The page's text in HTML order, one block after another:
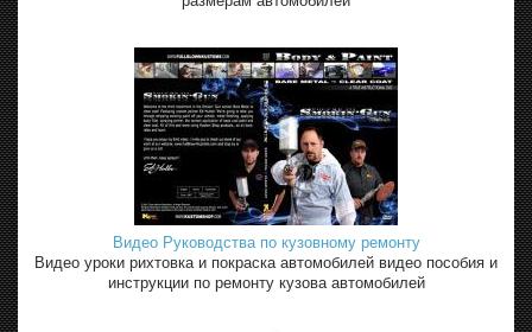
Видео Руководства по кузовному ремонту
Видео уроки рихтовка и покраска автомобилей видео пособия и
инструкции по ремонту кузова автомобилей